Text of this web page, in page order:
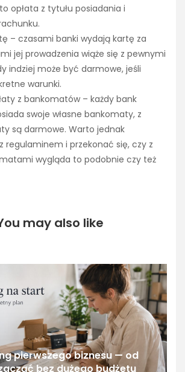
opłata z tytułu posiadania i
– czasami banki wydają kartę za
jej prowadzenia wiąże się z pewnymi
indziej może być darmowe, jeśli
warunki.
z bankomatów – każdy bank
swoje własne bankomaty, z
są darmowe. Warto jednak
regulaminem i przekonać się, czy z
wygląda to podobnie czy też
may also like
pierwszego biznesu — od
bez dużego budżetu